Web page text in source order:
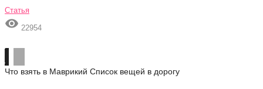
Статья
 22954
Что взять в Маврикий Список вещей в дорогу